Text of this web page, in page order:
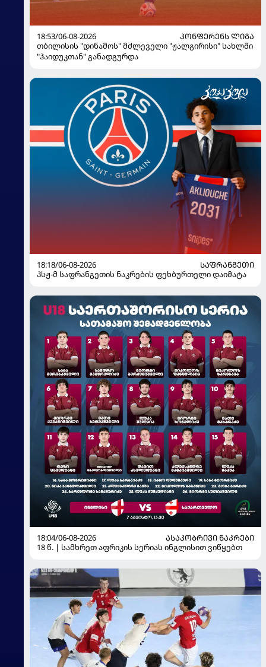
18:53/06-08-2026
ᲙᲝᲜᲤᲔᲠᲔᲜᲡ ᲚᲘᲒᲐ
თბილისის "დინამოს" მძლეველი "ჟალგირისი" სახლში
"ჰაიდუკთან" განადგურდა
18:18/06-08-2026
ᲡᲐᲤᲠᲐᲜᲒᲔᲗᲘ
პსჟ-მ საფრანგეთის ნაკრების ფეხბურთელი დაიმატა
18:04/06-08-2026
ᲐᲡᲐᲙᲝᲑᲠᲘᲕᲘ ᲜᲐᲙᲠᲔᲑᲘ
18 წ. | სამხრეთ აფრიკის სერიას ინგლისით ვიწყებთ